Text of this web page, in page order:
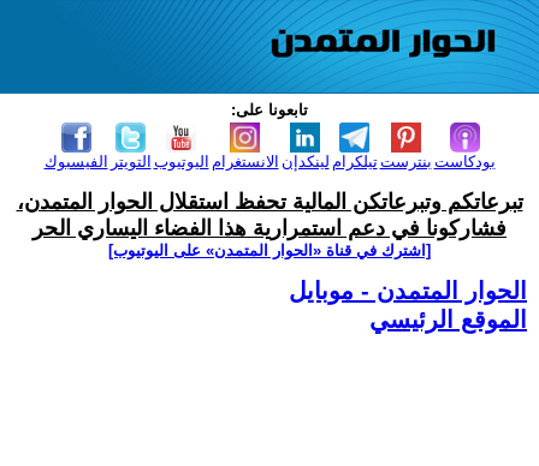
تابعونا على:
الفيسبوك التويتر اليوتيوب الانستغرام لينكدإن تيلكرامبنترست بودكاست
تبرعاتكم وتبرعاتكن المالية تحفظ استقلال الحوار المتمدن،
فشاركونا في دعم استمرارية هذا الفضاء اليساري الحر
[اشترك في قناة ‫«الحوار المتمدن» على اليوتيوب]
الحوار المتمدن - موبايل
الموقع الرئيسي